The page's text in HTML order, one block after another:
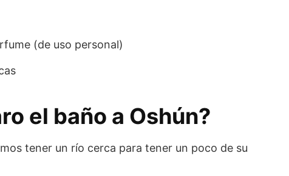
(de uso personal)
el baño a Oshún?
tener un río cerca para tener un poco de su